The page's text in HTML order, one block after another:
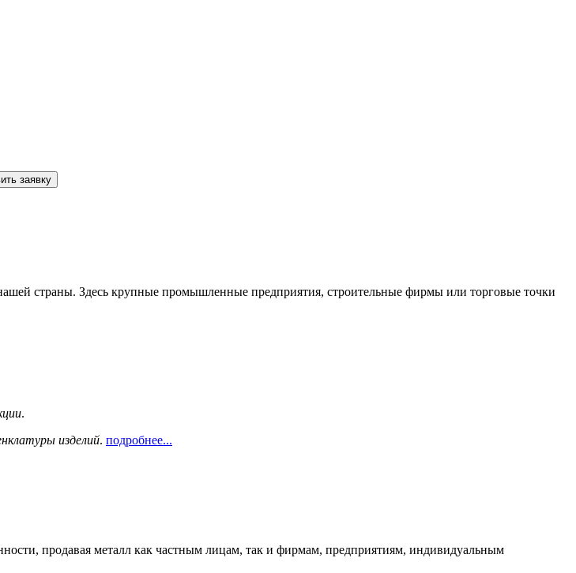
страны. Здесь крупные промышленные предприятия, строительные фирмы или торговые точки
.
изделий. подробнее...
продавая металл как частным лицам, так и фирмам, предприятиям, индивидуальным